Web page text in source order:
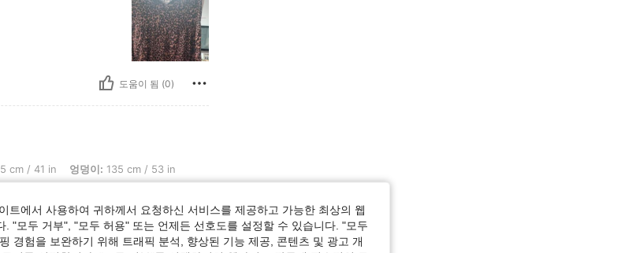
도움이 됨 (0)
이: 135 cm / 53 in, 색: 멀티컬러, 사이즈: 6XL
cm / 41 in 엉덩이: 135 cm / 53 in
트에서 사용하여 귀하께서 요청하신 서비스를 제공하고 가능한 최상의 웹
. "모두 거부", "모두 허용" 또는 언제든 선호도를 설정할 수 있습니다. "모두
경험을 보완하기 위해 트래픽 분석, 향상된 기능 제공, 콘텐츠 및 광고 개